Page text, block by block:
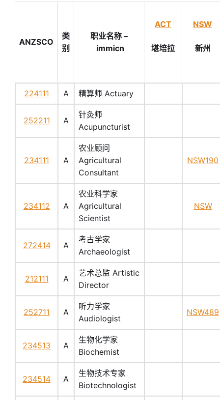
ANZSCO
类
别
职业名称 –
immicn
ACT
堪培拉
NSW
新州
224111 A 精算师 Actuary
252211 A
针灸师
Acupuncturist
234111 A
农业顾问
Agricultural
Consultant
NSW190
234112 A
农业科学家
Agricultural
Scientist
NSW
272414 A
考古学家
Archaeologist
212111 A
艺术总监 Artistic
Director
252711 A
听力学家
Audiologist
NSW489
234513 A
生物化学家
Biochemist
234514 A
生物技术专家
Biotechnologist